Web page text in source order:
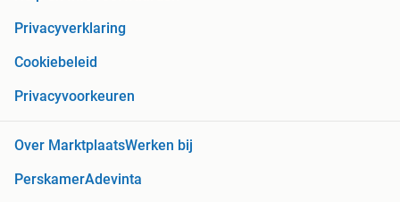
Privacyverklaring
Cookiebeleid
Privacyvoorkeuren
Over MarktplaatsWerken bij
PerskamerAdevinta